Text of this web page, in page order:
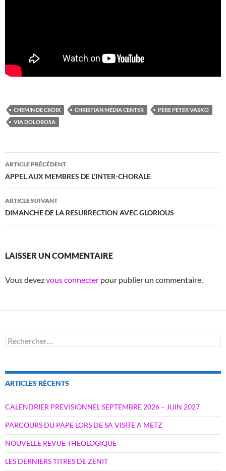
CHEMIN DE CROIX CHRISTIAN MÉDIA CENTER
PÈRE PETER VASKO
VIA DOLOROSA
Navigation
des
articles
ARTICLE PRÉCÉDENT
APPEL AUX MEMBRES DE L’INTER-CHORALE
ARTICLE SUIVANT
DIMANCHE DE LA RESURRECTION AVEC GLORIOUS
LAISSER UN COMMENTAIRE
Vous devezvous connecter pour publier un commentaire.
Rechercher :
ARTICLES RÉCENTS
CALENDRIER PREVISIONNEL SEPTEMBRE 2026 – JUIN 2027
PARCOURS DU PAPE LORS DE SA VISITE A METZ
NOUVELLE REVUE THEOLOGIQUE
LES DERNIERS TITRES DE ZENIT